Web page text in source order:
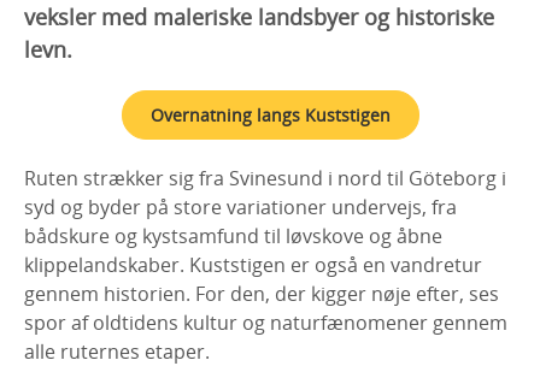
veksler med maleriske landsbyer og historiske
levn.
Overnatning langs Kuststigen
Ruten strækker sig fra Svinesund i nord til Göteborg i
syd og byder på store variationer undervejs, fra
bådskure og kystsamfund til løvskove og åbne
klippelandskaber. Kuststigen er også en vandretur
gennem historien. For den, der kigger nøje efter, ses
spor af oldtidens kultur og naturfænomener gennem
alle ruternes etaper.